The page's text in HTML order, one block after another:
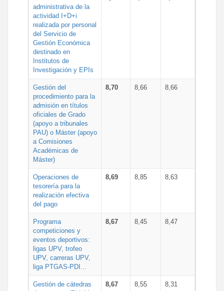
administrativa de la
actividad I+D+i
realizada por personal
del Servicio de
Gestión Económica
destinado en
Institutos de
Investigación y EPIs
Gestión del
procedimiento para la
admisión en títulos
oficiales de Grado
(apoyo a tribunales
PAU) o Máster (apoyo
a Comisiones
Académicas de
Máster)
8,70 8,66 8,66
Operaciones de
tesorería para la
realización efectiva
del pago
8,69 8,85 8,63
Programa
competiciones y
eventos deportivos:
ligas UPV, trofeo
UPV, carreras UPV,
liga PTGAS-PDI...
8,67 8,45 8,47
Gestión de cátedras
8,67 8,55 8,31